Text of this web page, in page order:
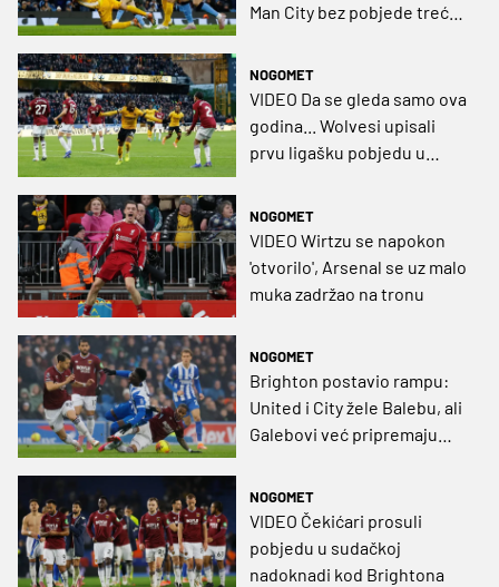
Man City bez pobjede treću
NOGOMET
VIDEO Da se gleda samo ova
godina... Wolvesi upisali
prvu ligašku pobjedu u
NOGOMET
VIDEO Wirtzu se napokon
'otvorilo', Arsenal se uz malo
muka zadržao na tronu
NOGOMET
Brighton postavio rampu:
United i City žele Balebu, ali
Galebovi već pripremaju
NOGOMET
VIDEO Čekićari prosuli
pobjedu u sudačkoj
nadoknadi kod Brightona